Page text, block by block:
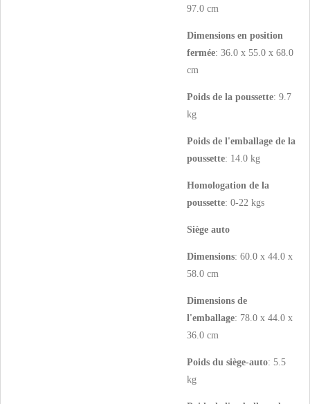
97.0 cm
Dimensions en position
fermée: 36.0 x 55.0 x 68.0
cm
Poids de la poussette: 9.7
kg
Poids de l'emballage de la
poussette: 14.0 kg
Homologation de la
poussette: 0-22 kgs
Siège auto
Dimensions: 60.0 x 44.0 x
58.0 cm
Dimensions de
l'emballage: 78.0 x 44.0 x
36.0 cm
Poids du siège-auto: 5.5
kg